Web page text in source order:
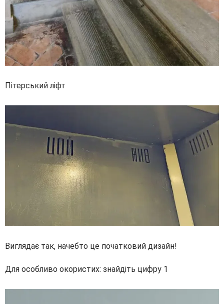
Пітерський ліфт
Виглядає так, начебто це початковий дизайн!
Для особливо окористих: знайдіть цифру 1